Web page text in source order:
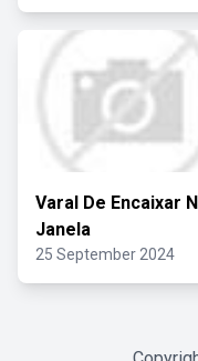
Varal De Encaixar
Janela
25 September 2024